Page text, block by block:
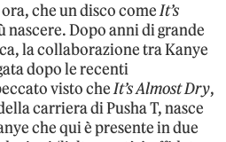
che un disco comeIt’s
nascere. Dopo anni di grande
la collaborazione tra Kanye
dopo le recenti
visto cheIt’s Almost Dry,
carriera di Pusha T, nasce
che qui è presente in due